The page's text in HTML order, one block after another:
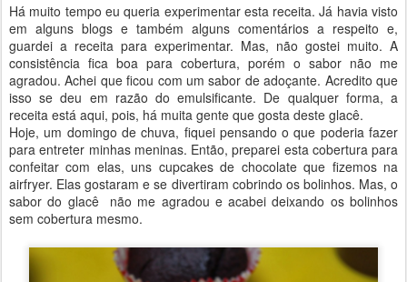
Há muito tempo eu queria experimentar esta receita. Já havia visto
em alguns blogs e também alguns comentários a respeito e,
guardei a receita para experimentar. Mas, não gostei muito. A
consistência fica boa para cobertura, porém o sabor não me
agradou. Achei que ficou com um sabor de adoçante. Acredito que
isso se deu em razão do emulsificante. De qualquer forma, a
receita está aqui, pois, há muita gente que gosta deste glacê.
Hoje, um domingo de chuva, fiquei pensando o que poderia fazer
para entreter minhas meninas. Então, preparei esta cobertura para
confeitar com elas, uns cupcakes de chocolate que fizemos na
airfryer. Elas gostaram e se divertiram cobrindo os bolinhos. Mas, o
sabor do glacê não me agradou e acabei deixando os bolinhos
sem cobertura mesmo.